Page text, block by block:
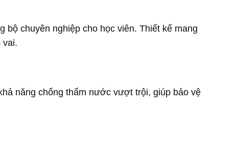
bộ chuyên nghiệp cho học viên. Thiết kế mang
vai.
năng chống thấm nước vượt trội, giúp bảo vệ